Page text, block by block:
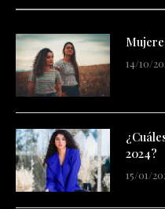
14/10/
2024?
15/01/